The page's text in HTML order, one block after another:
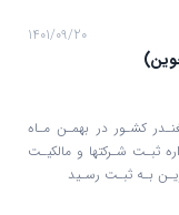
1401/09/20
کشـور در بهمـن مـاه
اداره ثبـت شـركتها و مالكيـت
بـه ثبـت رسـيد